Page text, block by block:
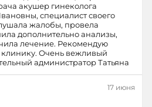
акушер гинеколога
специалист своего
жалобы, провела
дополнительно анализы,
лечение. Рекомендую
клинику. Очень вежливый
администратор Татьяна
17 июня